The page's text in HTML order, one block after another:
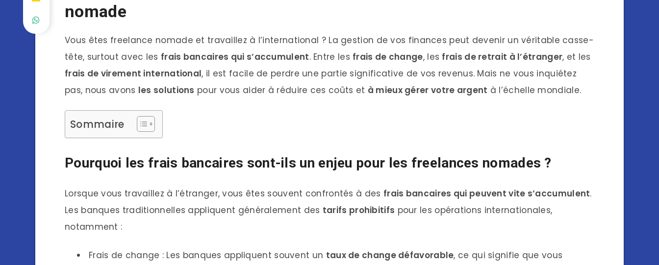
nomade
Vous êtes freelance nomade et travaillez à l’international ? La gestion de vos finances peut devenir un véritable casse-
tête, surtout avec les frais bancaires qui s’accumulent. Entre les frais de change, les frais de retrait à l’étranger, et les
frais de virement international, il est facile de perdre une partie significative de vos revenus. Mais ne vous inquiétez
pas, nous avons les solutions pour vous aider à réduire ces coûts et à mieux gérer votre argent à l’échelle mondiale.
Sommaire
Pourquoi les frais bancaires sont-ils un enjeu pour les freelances nomades ?
Lorsque vous travaillez à l’étranger, vous êtes souvent confrontés à des frais bancaires qui peuvent vite s’accumulent.
Les banques traditionnelles appliquent généralement des tarifs prohibitifs pour les opérations internationales,
notamment :
Frais de change : Les banques appliquent souvent un taux de change défavorable, ce qui signifie que vous